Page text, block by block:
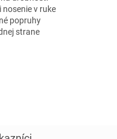
nosenie v ruke
popruhy
strane